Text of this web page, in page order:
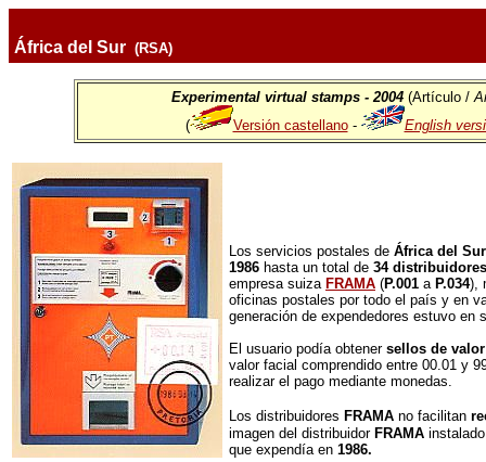
África del Sur (RSA)
Experimental virtual stamps - 2004 (Artículo /
(
Versión castellano- English
Los servicios postales de África del
1986 hasta un total de 34
empresa suiza FRAMA (P.001 a P.034),
oficinas postales por todo el país y en
generación de expendedores estuvo
El usuario podía obtener sellos de
valor facial comprendido entre 00.01 y
realizar el pago mediante monedas.
Los distribuidores FRAMA no facilitan
imagen del distribuidor FRAMA
que expendía en 1986.